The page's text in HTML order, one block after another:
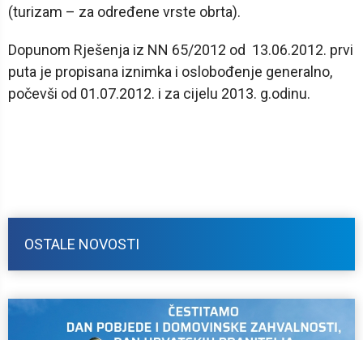
(turizam – za određene vrste obrta).
Dopunom Rješenja iz NN 65/2012 od 13.06.2012. prvi
puta je propisana iznimka i oslobođenje generalno,
počevši od 01.07.2012. i za cijelu 2013. g.odinu.
OSTALE NOVOSTI